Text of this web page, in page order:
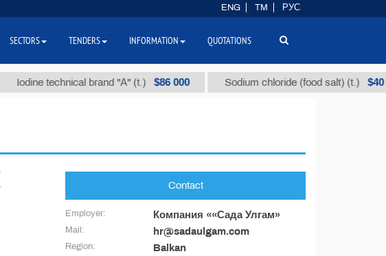
Iodine technical brand "А" (t.) $86 000 Sodium chloride (food salt) (t.) $40
Contact
Employer: Компания ««Сада Улгам»
Mail: hr@sadaulgam.com
Region: Balkan
ENG TM РУС
SECTORS TENDERS INFORMATION QUOTATIONS